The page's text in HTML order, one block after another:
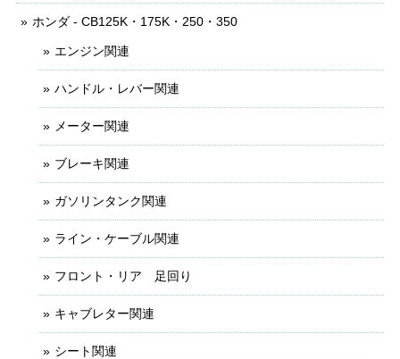
ホンダ - CB125K・175K・250・350
エンジン関連
ハンドル・レバー関連
メーター関連
ブレーキ関連
ガソリンタンク関連
ライン・ケーブル関連
フロント・リア 足回り
キャブレター関連
シート関連